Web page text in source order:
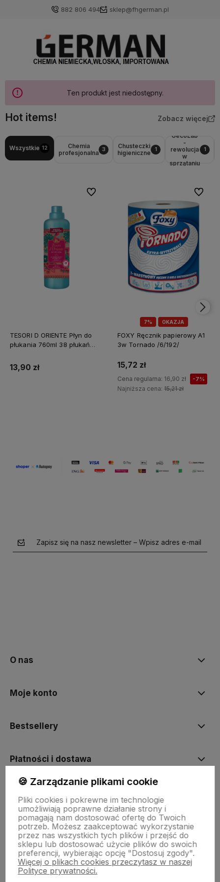
882 806 494 sklep@fhgerman.pl
Ten produkt jest niedostępny.
Hot items! Zobacz więcej
Wszystkie 12
Chemia
profesjonalna 3
Chusteczki
higieniczne
1
GecoLab
-
rewolucja
w
sprzątaniu
1
TESORI D ORIENTE Płyn do
płukania 760ml 38 płukań
13,90 zł
Do ulubionych
7% OKAZJA
FOXY Ręcznik papierowy A1
3w Tornado /6/192/
15,72 zł
Cena regularna: 16,90 zł -7%
Najniższa cena: 15,21 zł
Do
Zapisz się na nasz newsletter – Wpisz adres e-mail
O nas
Moje konto
Bestsellery
Płatności i dostawa
Pomoc
🍪 Zarządzanie plikami cookie
Pliki cookies i pokrewne im technologie
umożliwiają poprawne działanie strony i
pomagają nam dostosować ofertę do Twoich
potrzeb. Możesz zaakceptować wykorzystanie
przez nas wszystkich tych plików i przejść do
sklepu lub dostosować użycie plików do swoich
preferencji, wybierając opcję "Dostosuj zgody".
Więcej o plikach cookies przeczytasz w naszej
Polityce prywatności.